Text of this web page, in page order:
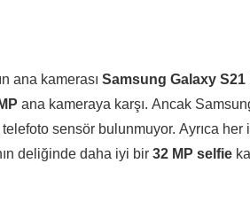
ana kamerası Samsung Galaxy S21
ana kameraya karşı. Ancak
sensör bulunmuyor. Ayrıca
deliğinde daha iyi bir 32 MP selfie